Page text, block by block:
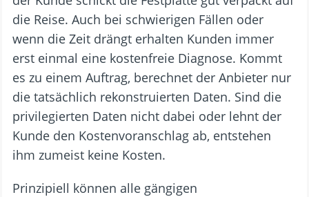
die Reise. Auch bei schwierigen Fällen oder
wenn die Zeit drängt erhalten Kunden immer
erst einmal eine kostenfreie Diagnose. Kommt
es zu einem Auftrag, berechnet der Anbieter nur
die tatsächlich rekonstruierten Daten. Sind die
privilegierten Daten nicht dabei oder lehnt der
Kunde den Kostenvoranschlag ab, entstehen
ihm zumeist keine Kosten.
Prinzipiell können alle gängigen